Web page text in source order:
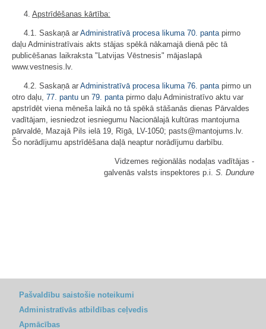
4. Apstrīdēšanas kārtība:
4.1. Saskaņā ar Administratīvā procesa likuma 70. pantapirmo
daļu Administratīvais akts stājas spēkā nākamajā dienā pēc tā
publicēšanas laikraksta "Latvijas Vēstnesis" mājaslapā
www.vestnesis.lv.
4.2. Saskaņā ar Administratīvā procesa likuma 76. pantapirmo un
otro daļu, 77. pantu un 79. pantapirmo daļu Administratīvo aktu var
apstrīdēt viena mēneša laikā no tā spēkā stāšanās dienas Pārvaldes
vadītājam, iesniedzot iesniegumu Nacionālajā kultūras mantojuma
pārvaldē, Mazajā Pils ielā 19, Rīgā, LV-1050; pasts@mantojums.lv.
Šo norādījumu apstrīdēšana daļā neaptur norādījumu darbību.
Vidzemes reģionālās nodaļas vadītājas -
galvenās valsts inspektores p.i. S. Dundure
Pašvaldību saistošie noteikumi
Administratīvās atbildības ceļvedis
Apmācības